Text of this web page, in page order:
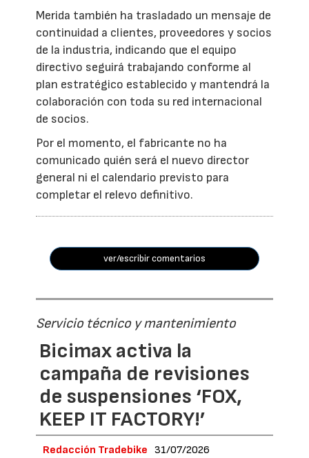
Merida también ha trasladado un mensaje de
continuidad a clientes, proveedores y socios
de la industria, indicando que el equipo
directivo seguirá trabajando conforme al
plan estratégico establecido y mantendrá la
colaboración con toda su red internacional
de socios.
Por el momento, el fabricante no ha
comunicado quién será el nuevo director
general ni el calendario previsto para
completar el relevo definitivo.
ver/escribir comentarios
Servicio técnico y mantenimiento
Bicimax activa la
campaña de revisiones
de suspensiones ‘FOX,
KEEP IT FACTORY!’
Redacción Tradebike 31/07/2026